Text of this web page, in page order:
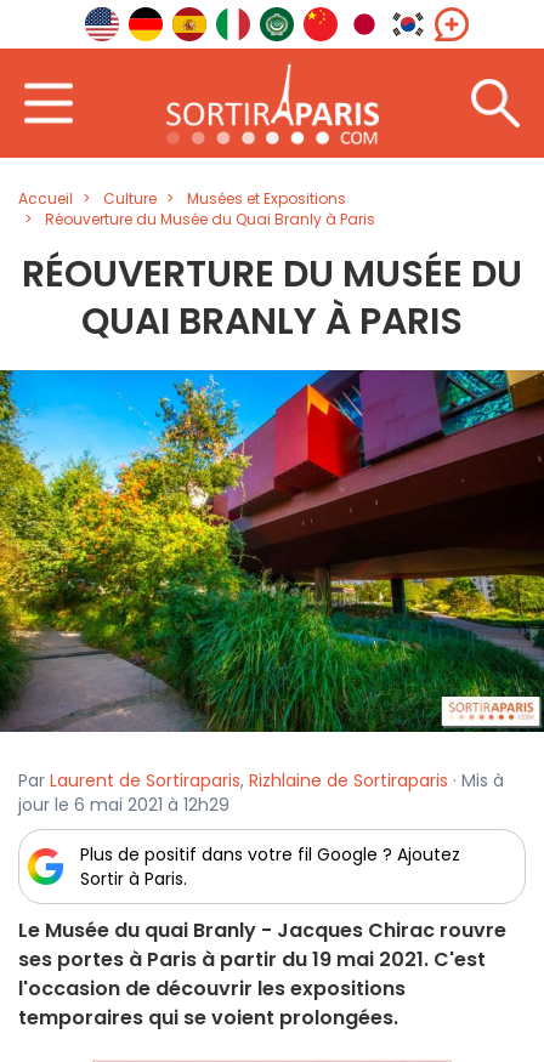
Accueil Culture
Musées et Expositions
Réouverture du Musée du Quai Branly à Paris
RÉOUVERTURE DU MUSÉE DU
QUAI BRANLY À PARIS
Par Laurent de Sortiraparis, Rizhlaine de Sortiraparis · Mis à
jour le 6 mai 2021 à 12h29
Plus de positif dans votre fil Google ? Ajoutez
Sortir à Paris.
Le Musée du quai Branly - Jacques Chirac rouvre
ses portes à Paris à partir du 19 mai 2021. C'est
l'occasion de découvrir les expositions
temporaires qui se voient prolongées.